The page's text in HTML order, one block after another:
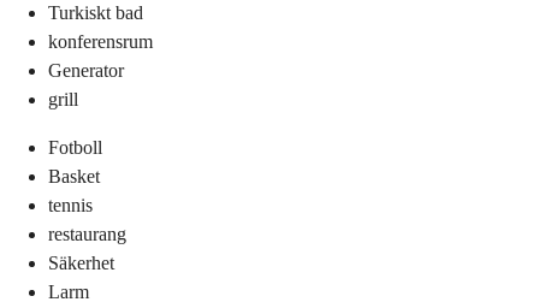
Turkiskt bad
konferensrum
Generator
grill
Fotboll
Basket
tennis
restaurang
Säkerhet
Larm